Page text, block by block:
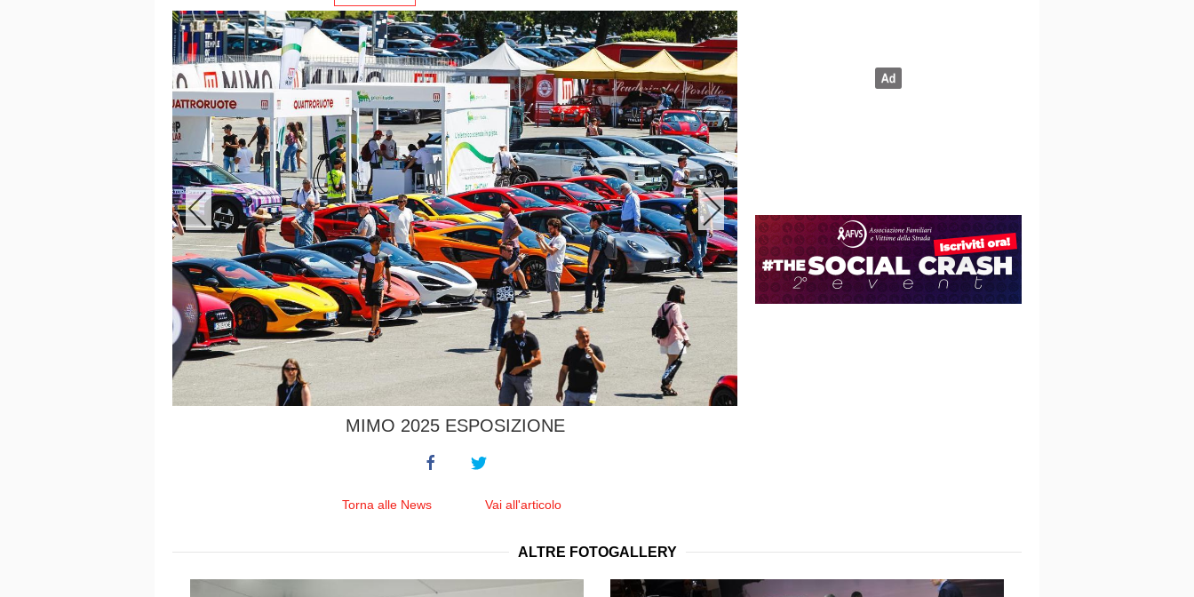
MIMO 2025 ESPOSIZIONE
Torna alle News Vai all'articolo
ALTRE FOTOGALLERY